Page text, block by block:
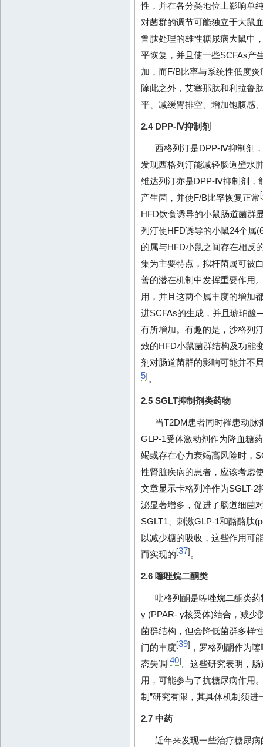
性，并在各分类地位上影响单
对菌群的调节可能独立于大鼠
鲁肽处理的雄性糖尿病大鼠中
平恢复，并且使一些SCFAs产
加，而F/B比率与系统性低度
除此之外，艾塞那肽和利拉鲁
平、减缓胃排空、增加饱腹感
2.4 DPP-Ⅳ抑制剂
西格列汀是DPP-Ⅳ抑制剂
发现西格列汀能减轻肠道壁水
维达列汀亦是DPP-Ⅳ抑制剂，
产生菌，并使F/B比率恢复正常 [
HFD饮食诱导的小鼠肠道菌群
列汀使HFD诱导的小鼠24个属
的属与HFD小鼠之间存在相反
集为主要特点，拟杆菌属可被
善的潜在机制中发挥重要作用
用，并且这两个属丰度的增加
进SCFAs的生成，并且琥珀
有所增加。有趣的是，沙格列
致的HFD小鼠菌群结构及功能
剂对肠道菌群的影响可能并不
5] 。
2.5 SGLT抑制剂类药物
当T2DM患者同时罹患动脉
GLP-1受体激动剂作为降血糖
竭或存在心力衰竭高风险时，
性肾脏疾病的患者，应该考虑
文章显示卡格列净作为SGLT-
泌显著增多，促进了肠道细菌
SGLT1、刺激GLP-1和酪酪肽
以减少糖的吸收，这些作用可
而实现的 [37] 。
2.6 噻唑烷二酮类
吡格列酮是噻唑烷二酮类
γ (PPAR- γ核受体)结合，减少
菌群结构，但会降低菌群多样
门的丰度[39] ，罗格列酮作为
态失调 [40] 。这些研究表明，
用，可能参与了抗糖尿病作用
制”研究有限，其具体机制须进
2.7 中药
近年来发现一些治疗糖尿